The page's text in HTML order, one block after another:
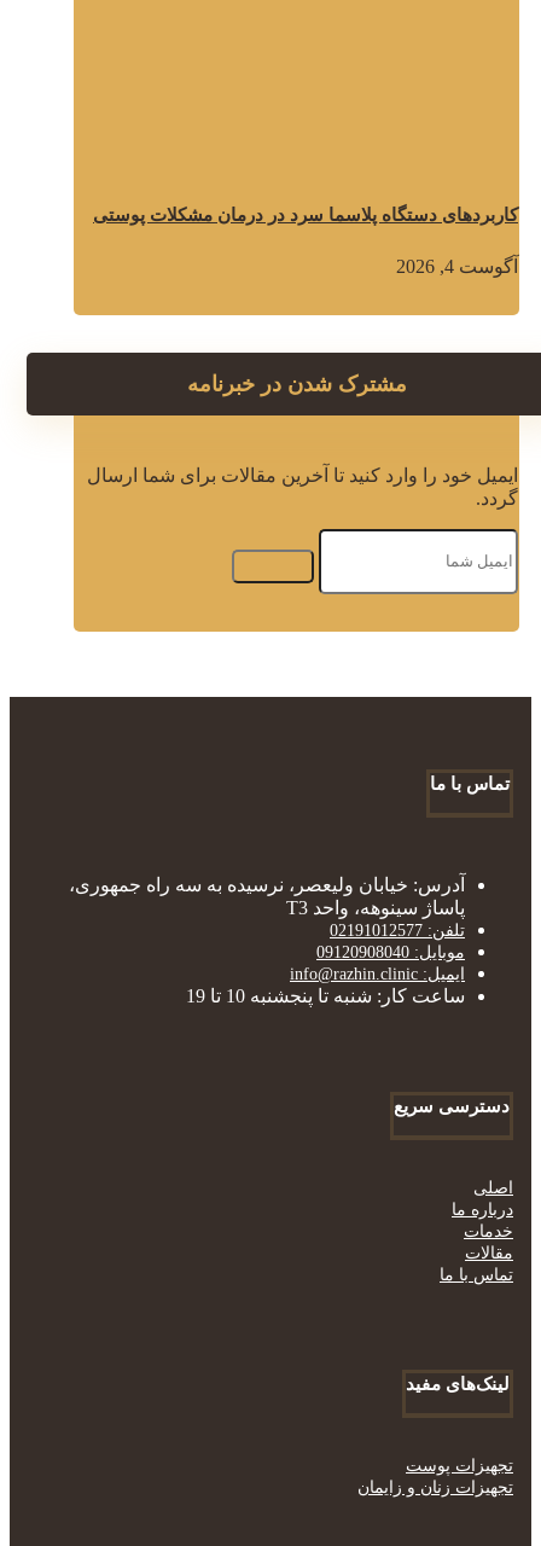
کاربردهای دستگاه پلاسما سرد در درمان مشکلات پوستی
آگوست 4, 2026
مشترک شدن در خبرنامه
ایمیل خود را وارد کنید تا آخرین مقالات برای شما ارسال
گردد.
تماس با ما
آدرس: خیابان ولیعصر، نرسیده به سه راه جمهوری،
پاساژ سینوهه، واحد T3
تلفن: 02191012577
موبایل: 09120908040
ایمیل: info@razhin.clinic
ساعت کار: شنبه تا پنجشنبه 10 تا 19
دسترسی سریع
اصلی
درباره ما
خدمات
مقالات
تماس با ما
لینک‌های مفید
تجهیزات پوست
تجهیزات زنان و زایمان